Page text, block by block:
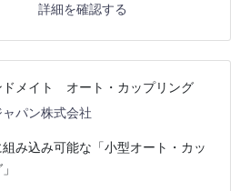
詳細を確認する
ドメイト オート・カップリング
パン株式会社
み込み可能な「小型オート・カッ